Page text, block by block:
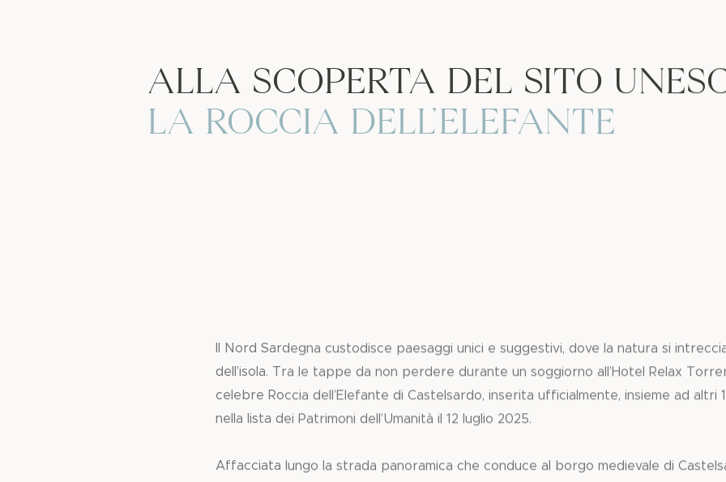
ALLA SCOPERTA DEL SITO
LA ROCCIA DELL’ELEFANTE
Il Nord Sardegna custodisce paesaggi unici e suggestivi, dove la natura si
dell’isola. Tra le tappe da non perdere durante un soggiorno all’Hotel Relax
celebre Roccia dell’Elefante di Castelsardo, inserita ufficialmente, insieme ad altri
nella lista dei Patrimoni dell’Umanità il 12 luglio 2025.
Affacciata lungo la strada panoramica che conduce al borgo medievale di